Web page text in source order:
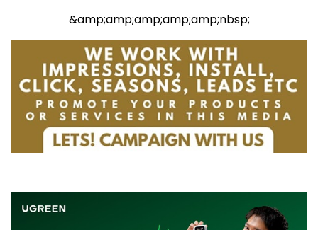
&amp;amp;amp;amp;amp;nbsp;